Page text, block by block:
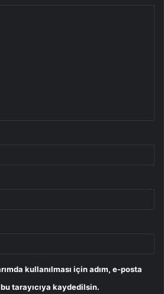
kullanılması için adım, e-posta
tarayıcıya kaydedilsin.